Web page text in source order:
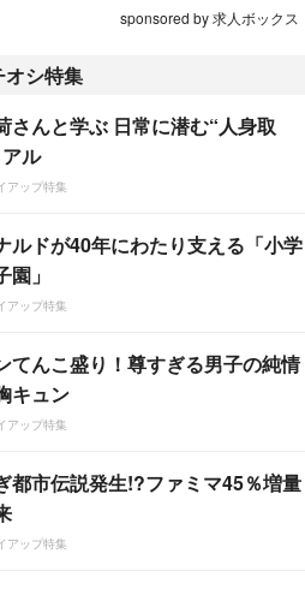
sponsored by 求人ボックス
オシ特集
さんと学ぶ 日常に潜む“人身取
ル
アップ特集
ルドが40年にわたり支える「小学
園」
アップ特集
てんこ盛り！尊すぎる男子の純情
キュン
アップ特集
都市伝説発生!?ファミマ45％増量
アップ特集